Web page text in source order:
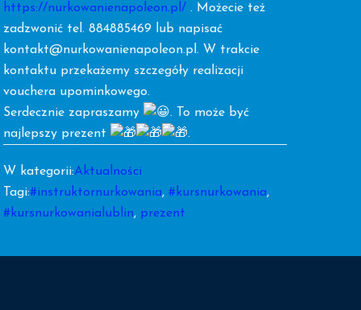
https://nurkowanienapoleon.pl/ . Możecie też
zadzwonić tel. 884885469 lub napisać
kontakt@nurkowanienapoleon.pl. W trakcie
kontaktu przekażemy szczegóły realizacji
vouchera upominkowego.
Serdecznie zapraszamy
. To może być
najlepszy prezent
.
W kategorii:Aktualności
Tagi:#instruktornurkowania,#kursnurkowania,
#kursnurkowanialublin, prezent